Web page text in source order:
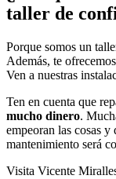
taller de
Porque somos un
Además, te
Ven a nuestras
Ten en cuenta que
mucho dinero.
empeoran las cosas y
mantenimiento será
Visita Vicente